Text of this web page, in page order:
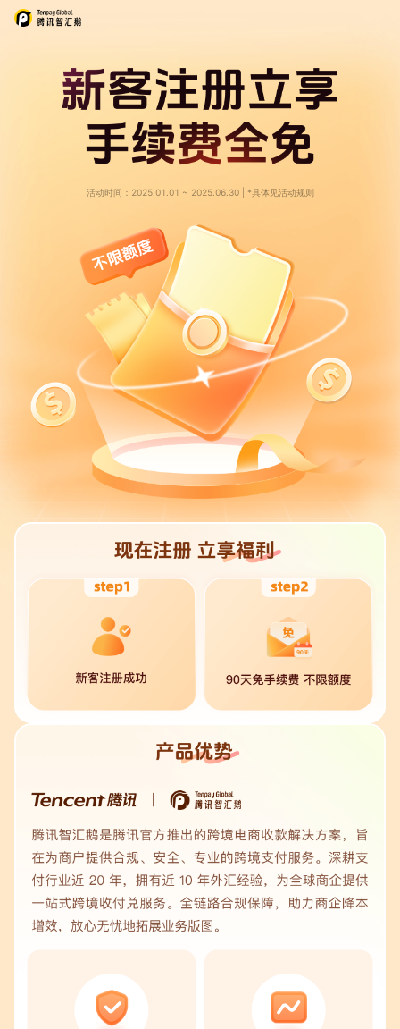
活动时间：2025.01.01 ~ 2025.06.30 | *具体见活动规则